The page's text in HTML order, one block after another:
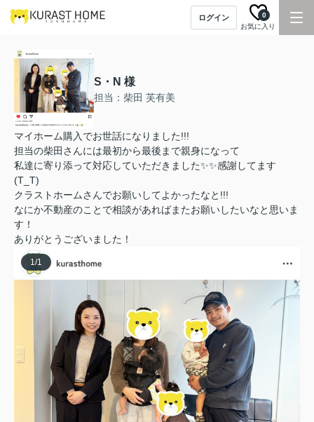
ログイン
お気に入り
0
S・N 様
担当：柴田 芙有美
マイホーム購入でお世話になりました!!!
担当の柴田さんには最初から最後まで親身になって
私達に寄り添って対応していただきました✨✨感謝してます
(T_T)
クラストホームさんでお願いしてよかったなと!!!
なにか不動産のことで相談があればまたお願いしたいなと思いま
す！
ありがとうございました！
1/1